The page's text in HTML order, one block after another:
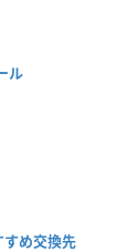
ル
め交換先